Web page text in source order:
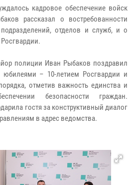
кадровое обеспечение войск
рассказал о востребованности
отделов и служб, и о
полиции Иван Рыбаков поздравил
– 10-летием Росгвардии и
отметив важность единства и
безопасности граждан.
гостя за конструктивный диалог
в адрес ведомства.